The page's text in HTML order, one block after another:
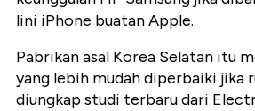
lini iPhone buatan Apple.
Pabrikan asal Korea Selatan itu
yang lebih mudah diperbaiki jika
diungkap studi terbaru dari